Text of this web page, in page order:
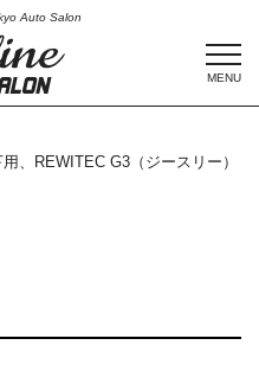
Auto Salon
MENU
、REWITEC G3（ジースリー）